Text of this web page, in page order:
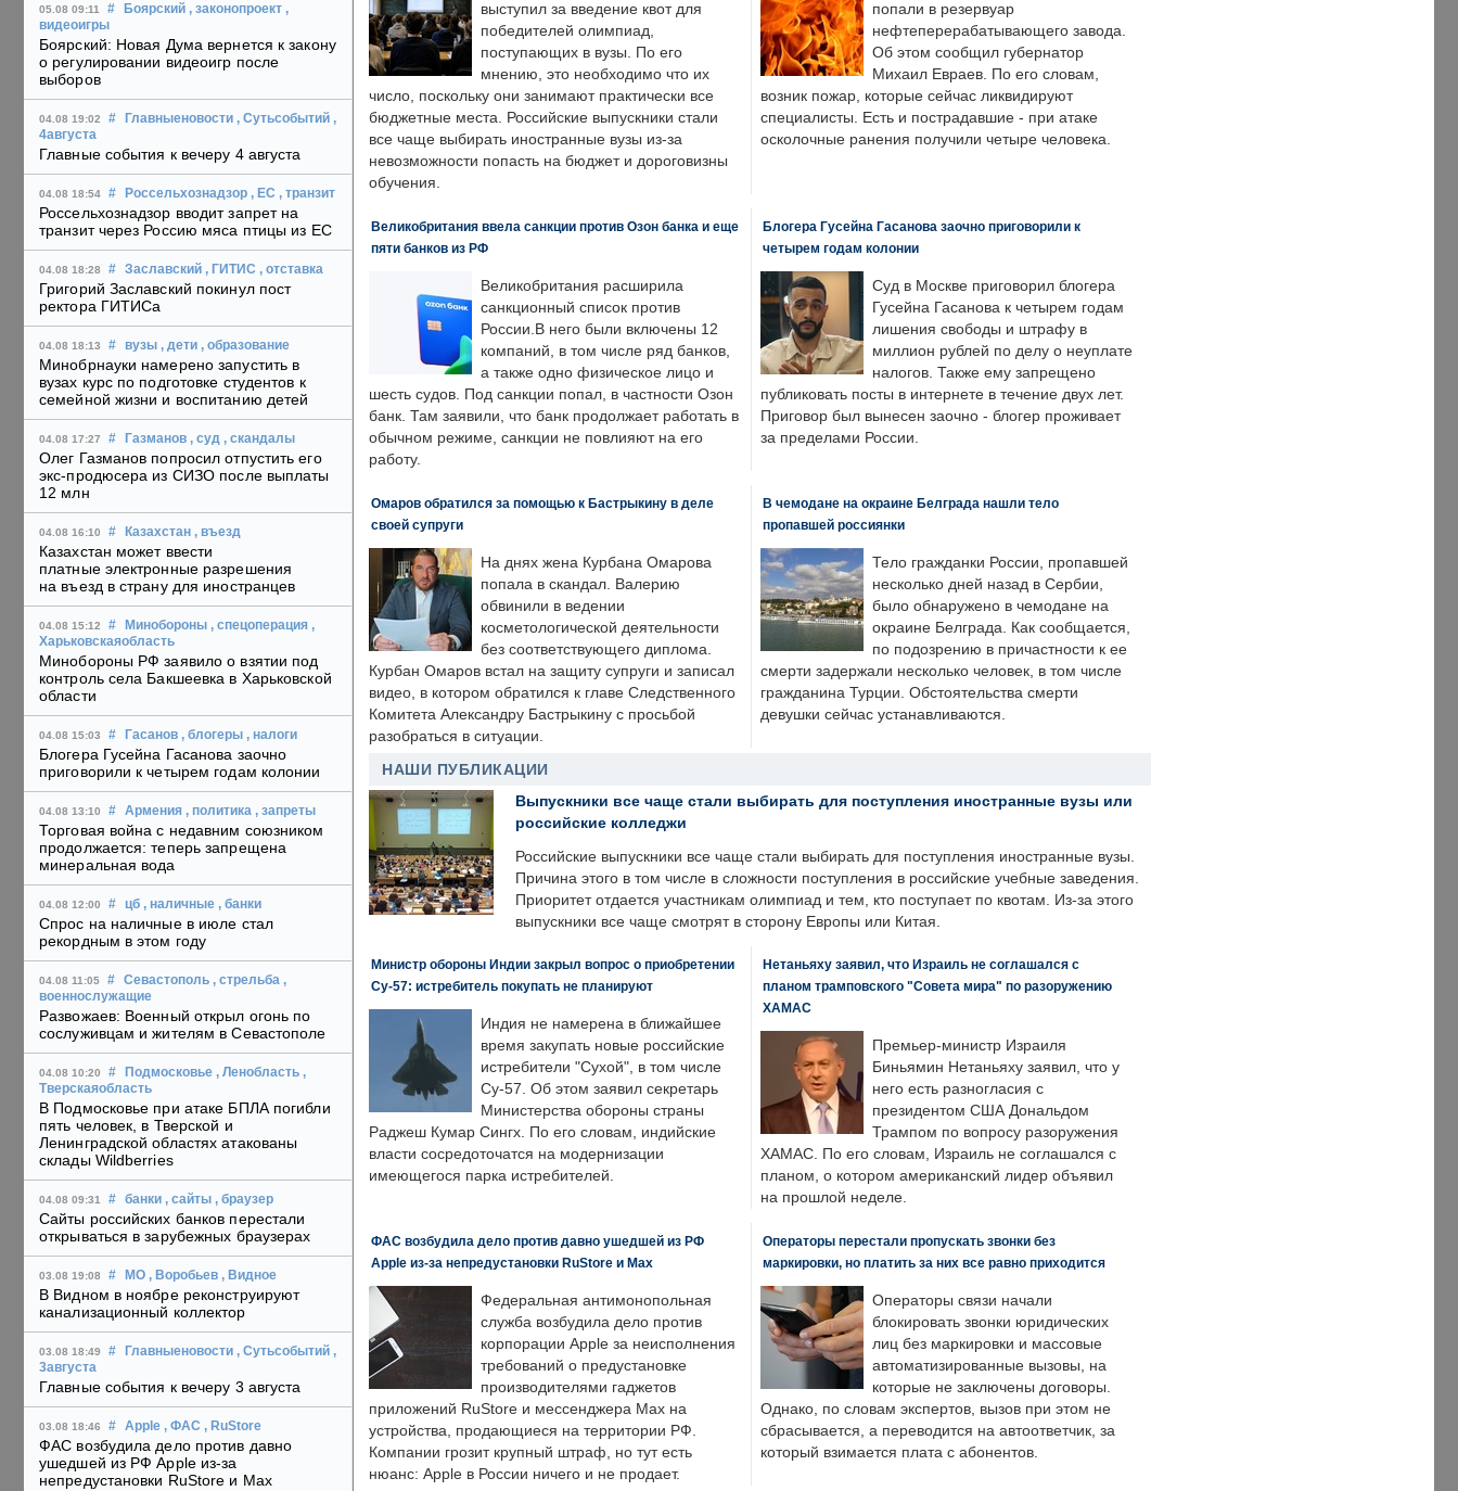
05.08 09:11 # Боярский , законопроект ,
видеоигры
Боярский: Новая Дума вернется к закону
о регулировании видеоигр после
выборов
04.08 19:02 # Главныеновости , Сутьсобытий ,
4августа
Главные события к вечеру 4 августа
04.08 18:54 # Россельхознадзор , ЕС , транзит
Россельхознадзор вводит запрет на
транзит через Россию мяса птицы из ЕС
04.08 18:28 # Заславский , ГИТИС , отставка
Григорий Заславский покинул пост
ректора ГИТИСа
04.08 18:13 # вузы , дети , образование
Минобрнауки намерено запустить в
вузах курс по подготовке студентов к
семейной жизни и воспитанию детей
04.08 17:27 # Газманов , суд , скандалы
Олег Газманов попросил отпустить его
экс-продюсера из СИЗО после выплаты
12 млн
04.08 16:10 # Казахстан , въезд
Казахстан может ввести
платные электронные разрешения
на въезд в страну для иностранцев
04.08 15:12 # Минобороны , спецоперация ,
Харьковскаяобласть
Минобороны РФ заявило о взятии под
контроль села Бакшеевка в Харьковской
области
04.08 15:03 # Гасанов , блогеры , налоги
Блогера Гусейна Гасанова заочно
приговорили к четырем годам колонии
04.08 13:10 # Армения , политика , запреты
Торговая война с недавним союзником
продолжается: теперь запрещена
минеральная вода
04.08 12:00 # цб , наличные , банки
Спрос на наличные в июле стал
рекордным в этом году
04.08 11:05 # Севастополь , стрельба ,
военнослужащие
Развожаев: Военный открыл огонь по
сослуживцам и жителям в Севастополе
04.08 10:20 # Подмосковье , Ленобласть ,
Тверскаяобласть
В Подмосковье при атаке БПЛА погибли
пять человек, в Тверской и
Ленинградской областях атакованы
склады Wildberries
04.08 09:31 # банки , сайты , браузер
Сайты российских банков перестали
открываться в зарубежных браузерах
03.08 19:08 # МО , Воробьев , Видное
В Видном в ноябре реконструируют
канализационный коллектор
03.08 18:49 # Главныеновости , Сутьсобытий ,
3августа
Главные события к вечеру 3 августа
03.08 18:46 # Apple , ФАС , RuStore
ФАС возбудила дело против давно
ушедшей из РФ Apple из-за
непредустановки RuStore и Max
выступил за введение квот для
победителей олимпиад,
поступающих в вузы. По его
мнению, это необходимо что их
число, поскольку они занимают практически все
бюджетные места. Российские выпускники стали
все чаще выбирать иностранные вузы из-за
невозможности попасть на бюджет и дороговизны
обучения.
попали в резервуар
нефтеперерабатывающего завода.
Об этом сообщил губернатор
Михаил Евраев. По его словам,
возник пожар, которые сейчас ликвидируют
специалисты. Есть и пострадавшие - при атаке
осколочные ранения получили четыре человека.
Великобритания ввела санкции против Озон банка и еще
пяти банков из РФ
Великобритания расширила
санкционный список против
России.В него были включены 12
компаний, в том числе ряд банков,
а также одно физическое лицо и
шесть судов. Под санкции попал, в частности Озон
банк. Там заявили, что банк продолжает работать в
обычном режиме, санкции не повлияют на его
работу.
Блогера Гусейна Гасанова заочно приговорили к
четырем годам колонии
Суд в Москве приговорил блогера
Гусейна Гасанова к четырем годам
лишения свободы и штрафу в
миллион рублей по делу о неуплате
налогов. Также ему запрещено
публиковать посты в интернете в течение двух лет.
Приговор был вынесен заочно - блогер проживает
за пределами России.
Омаров обратился за помощью к Бастрыкину в деле
своей супруги
На днях жена Курбана Омарова
попала в скандал. Валерию
обвинили в ведении
косметологической деятельности
без соответствующего диплома.
Курбан Омаров встал на защиту супруги и записал
видео, в котором обратился к главе Следственного
Комитета Александру Бастрыкину с просьбой
разобраться в ситуации.
В чемодане на окраине Белграда нашли тело
пропавшей россиянки
Тело гражданки России, пропавшей
несколько дней назад в Сербии,
было обнаружено в чемодане на
окраине Белграда. Как сообщается,
по подозрению в причастности к ее
смерти задержали несколько человек, в том числе
гражданина Турции. Обстоятельства смерти
девушки сейчас устанавливаются.
НАШИ ПУБЛИКАЦИИ
Выпускники все чаще стали выбирать для поступления иностранные вузы или
российские колледжи
Российские выпускники все чаще стали выбирать для поступления иностранные вузы.
Причина этого в том числе в сложности поступления в российские учебные заведения.
Приоритет отдается участникам олимпиад и тем, кто поступает по квотам. Из-за этого
выпускники все чаще смотрят в сторону Европы или Китая.
Министр обороны Индии закрыл вопрос о приобретении
Су-57: истребитель покупать не планируют
Индия не намерена в ближайшее
время закупать новые российские
истребители "Сухой", в том числе
Су-57. Об этом заявил секретарь
Министерства обороны страны
Раджеш Кумар Сингх. По его словам, индийские
власти сосредоточатся на модернизации
имеющегося парка истребителей.
Нетаньяху заявил, что Израиль не соглашался с
планом трамповского "Совета мира" по разоружению
ХАМАС
Премьер-министр Израиля
Биньямин Нетаньяху заявил, что у
него есть разногласия с
президентом США Дональдом
Трампом по вопросу разоружения
ХАМАС. По его словам, Израиль не соглашался с
планом, о котором американский лидер объявил
на прошлой неделе.
ФАС возбудила дело против давно ушедшей из РФ
Apple из-за непредустановки RuStore и Max
Федеральная антимонопольная
служба возбудила дело против
корпорации Apple за неисполнения
требований о предустановке
производителями гаджетов
приложений RuStore и мессенджера Max на
устройства, продающиеся на территории РФ.
Компании грозит крупный штраф, но тут есть
нюанс: Apple в России ничего и не продает.
Операторы перестали пропускать звонки без
маркировки, но платить за них все равно приходится
Операторы связи начали
блокировать звонки юридических
лиц без маркировки и массовые
автоматизированные вызовы, на
которые не заключены договоры.
Однако, по словам экспертов, вызов при этом не
сбрасывается, а переводится на автоответчик, за
который взимается плата с абонентов.